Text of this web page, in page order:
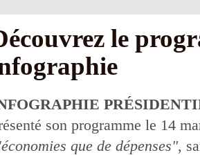
le
son programme le 14
que de dépenses",